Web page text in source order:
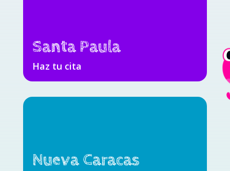
Santa Paula
Haz tu cita
Nueva Caracas